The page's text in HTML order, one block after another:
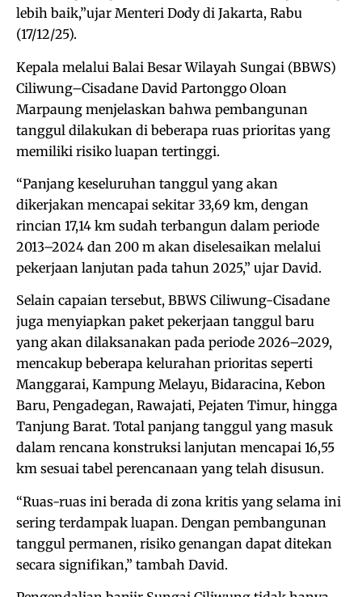
lebih baik,”ujar Menteri Dody di Jakarta, Rabu
(17/12/25).
Kepala melalui Balai Besar Wilayah Sungai (BBWS)
Ciliwung–Cisadane David Partonggo Oloan
Marpaung menjelaskan bahwa pembangunan
tanggul dilakukan di beberapa ruas prioritas yang
memiliki risiko luapan tertinggi.
“Panjang keseluruhan tanggul yang akan
dikerjakan mencapai sekitar 33,69 km, dengan
rincian 17,14 km sudah terbangun dalam periode
2013–2024 dan 200 m akan diselesaikan melalui
pekerjaan lanjutan pada tahun 2025,” ujar David.
Selain capaian tersebut, BBWS Ciliwung-Cisadane
juga menyiapkan paket pekerjaan tanggul baru
yang akan dilaksanakan pada periode 2026–2029,
mencakup beberapa kelurahan prioritas seperti
Manggarai, Kampung Melayu, Bidaracina, Kebon
Baru, Pengadegan, Rawajati, Pejaten Timur, hingga
Tanjung Barat. Total panjang tanggul yang masuk
dalam rencana konstruksi lanjutan mencapai 16,55
km sesuai tabel perencanaan yang telah disusun.
“Ruas-ruas ini berada di zona kritis yang selama ini
sering terdampak luapan. Dengan pembangunan
tanggul permanen, risiko genangan dapat ditekan
secara signifikan,” tambah David.